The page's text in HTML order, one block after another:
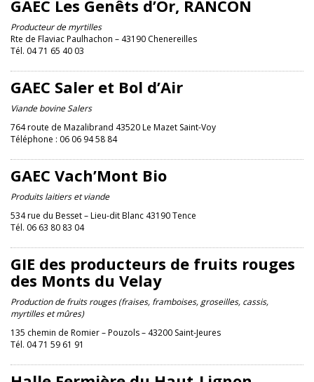
GAEC Les Genêts d’Or, RANCON
Producteur de myrtilles
Rte de Flaviac Paulhachon – 43190 Chenereilles
Tél. 04 71 65 40 03
GAEC Saler et Bol d’Air
Viande bovine Salers
764 route de Mazalibrand 43520 Le Mazet Saint-Voy
Téléphone : 06 06 94 58 84
GAEC Vach’Mont Bio
Produits laitiers et viande
534 rue du Besset – Lieu-dit Blanc 43190 Tence
Tél. 06 63 80 83 04
GIE des producteurs de fruits rouges
des Monts du Velay
Production de fruits rouges (fraises, framboises, groseilles, cassis,
myrtilles et mûres)
135 chemin de Romier – Pouzols – 43200 Saint-Jeures
Tél. 04 71 59 61 91